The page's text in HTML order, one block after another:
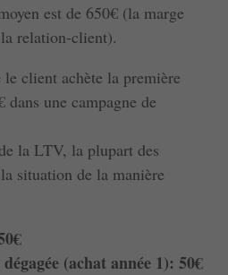
est de 650€ (la marge
relation-client).
client achète la première
dans une campagne de
la LTV, la plupart des
situation de la manière
(achat année 1): 50€